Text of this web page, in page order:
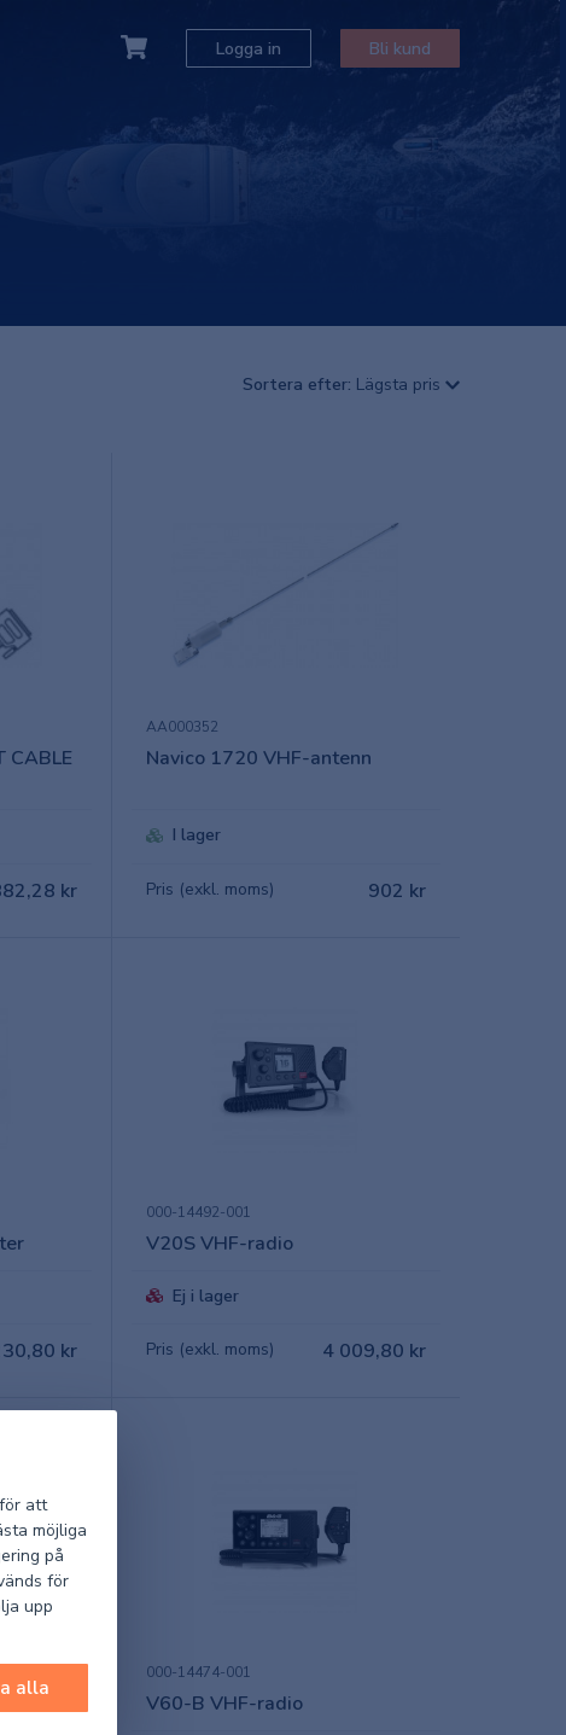
att
möjliga
på
för
upp
alla
Logga in Bli kund
Sortera efter: Lägsta pris
CABLE
kr
AA000352
Navico 1720 VHF-antenn
I lager
Pris (exkl. moms) 902 kr
kr
000-14492-001
V20S VHF-radio
Ej i lager
Pris (exkl. moms) 4 009,80 kr
000-14474-001
V60-B VHF-radio